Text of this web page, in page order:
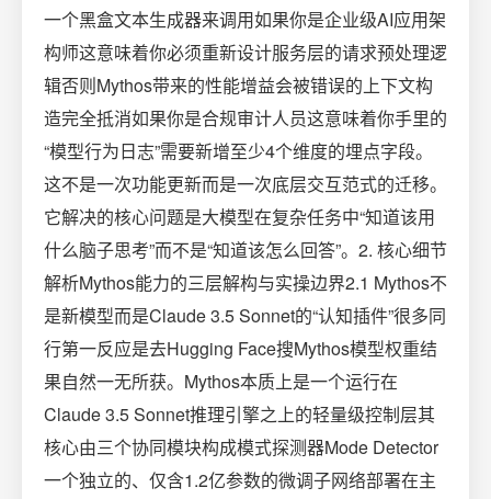
一个黑盒文本生成器来调用如果你是企业级AI应用架
构师这意味着你必须重新设计服务层的请求预处理逻
辑否则Mythos带来的性能增益会被错误的上下文构
造完全抵消如果你是合规审计人员这意味着你手里的
“模型行为日志”需要新增至少4个维度的埋点字段。
这不是一次功能更新而是一次底层交互范式的迁移。
它解决的核心问题是大模型在复杂任务中“知道该用
什么脑子思考”而不是“知道该怎么回答”。2. 核心细节
解析Mythos能力的三层解构与实操边界2.1 Mythos不
是新模型而是Claude 3.5 Sonnet的“认知插件”很多同
行第一反应是去Hugging Face搜Mythos模型权重结
果自然一无所获。Mythos本质上是一个运行在
Claude 3.5 Sonnet推理引擎之上的轻量级控制层其
核心由三个协同模块构成模式探测器Mode Detector
一个独立的、仅含1.2亿参数的微调子网络部署在主